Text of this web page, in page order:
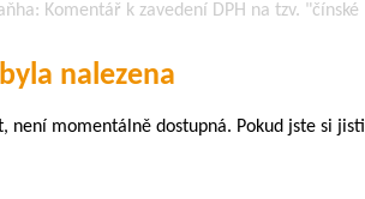
Komentář k zavedení DPH na tzv. "čínské
nalezena
není momentálně dostupná. Pokud jste si jisti